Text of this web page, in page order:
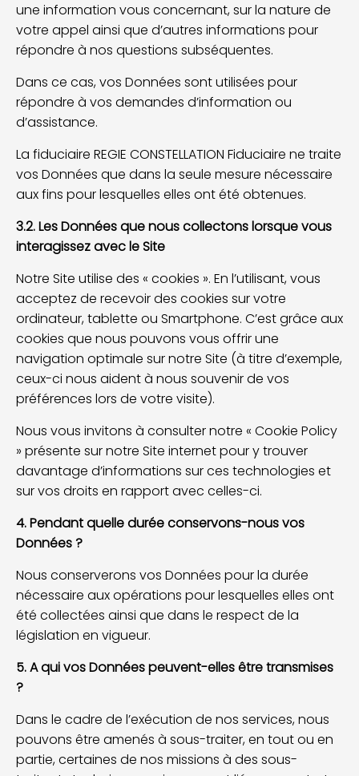
une information vous concernant, sur la nature de
votre appel ainsi que d’autres informations pour
répondre à nos questions subséquentes.
Dans ce cas, vos Données sont utilisées pour
répondre à vos demandes d’information ou
d’assistance.
La fiduciaire REGIE CONSTELLATION Fiduciaire ne traite
vos Données que dans la seule mesure nécessaire
aux fins pour lesquelles elles ont été obtenues.
3.2. Les Données que nous collectons lorsque vous
interagissez avec le Site
Notre Site utilise des « cookies ». En l’utilisant, vous
acceptez de recevoir des cookies sur votre
ordinateur, tablette ou Smartphone. C’est grâce aux
cookies que nous pouvons vous offrir une
navigation optimale sur notre Site (à titre d’exemple,
ceux-ci nous aident à nous souvenir de vos
préférences lors de votre visite).
Nous vous invitons à consulter notre « Cookie Policy
» présente sur notre Site internet pour y trouver
davantage d’informations sur ces technologies et
sur vos droits en rapport avec celles-ci.
4. Pendant quelle durée conservons-nous vos
Données ?
Nous conserverons vos Données pour la durée
nécessaire aux opérations pour lesquelles elles ont
été collectées ainsi que dans le respect de la
législation en vigueur.
5. A qui vos Données peuvent-elles être transmises
?
Dans le cadre de l’exécution de nos services, nous
pouvons être amenés à sous-traiter, en tout ou en
partie, certaines de nos missions à des sous-